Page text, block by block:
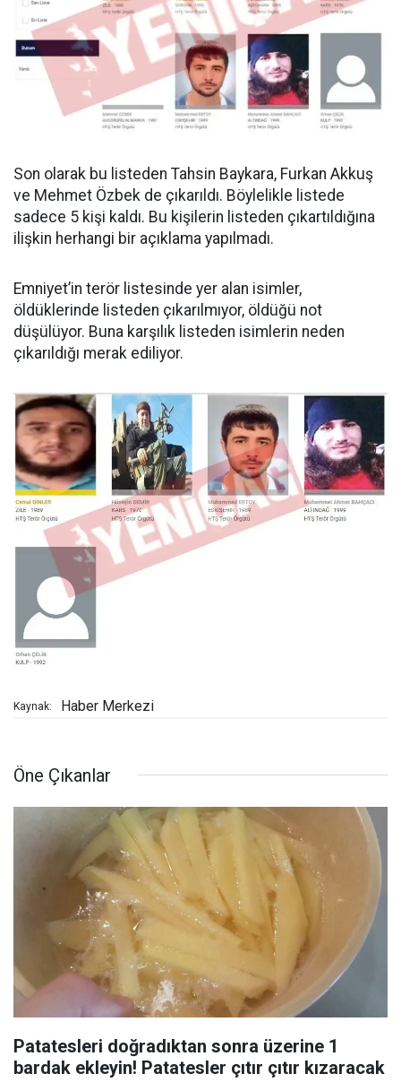
Son olarak bu listeden Tahsin Baykara, Furkan Akkuş
ve Mehmet Özbek de çıkarıldı. Böylelikle listede
sadece 5 kişi kaldı. Bu kişilerin listeden çıkartıldığına
ilişkin herhangi bir açıklama yapılmadı.
Emniyet’in terör listesinde yer alan isimler,
öldüklerinde listeden çıkarılmıyor, öldüğü not
düşülüyor. Buna karşılık listeden isimlerin neden
çıkarıldığı merak ediliyor.
Kaynak: Haber Merkezi
Öne Çıkanlar
Patatesleri doğradıktan sonra üzerine 1
bardak ekleyin! Patatesler çıtır çıtır kızaracak